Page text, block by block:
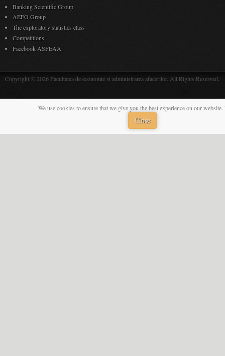
Banking Scientific Group
AEFO Group
The exploratory statistics class
Competitions
Facebook ASFEAA
Copyright © 2026 Facultatea de economie si administrarea afacerilor. All Rights Reserved.
We use cookies to ensure that we give you the best experience on our
Close